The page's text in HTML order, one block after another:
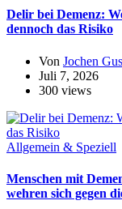
Delir bei Demenz:
dennoch das Risiko
Von Jochen
Juli 7, 2026
300 views
Allgemein & Speziell
Menschen mit
wehren sich gegen